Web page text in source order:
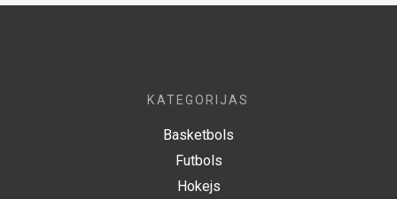
KATEGORIJAS
Basketbols
Futbols
Hokejs